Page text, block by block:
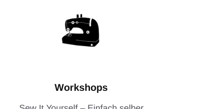
Workshops